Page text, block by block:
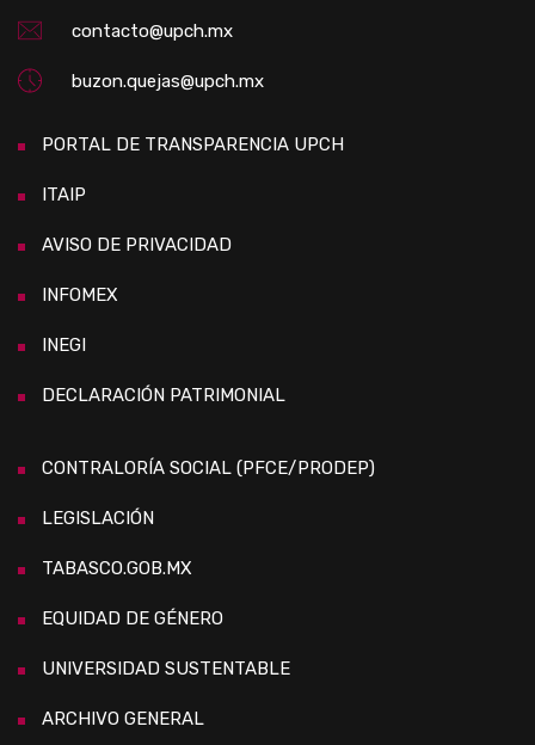
contacto@upch.mx
buzon.quejas@upch.mx
PORTAL DE TRANSPARENCIA UPCH
ITAIP
AVISO DE PRIVACIDAD
INFOMEX
INEGI
DECLARACIÓN PATRIMONIAL
CONTRALORÍA SOCIAL (PFCE/PRODEP)
LEGISLACIÓN
TABASCO.GOB.MX
EQUIDAD DE GÉNERO
UNIVERSIDAD SUSTENTABLE
ARCHIVO GENERAL